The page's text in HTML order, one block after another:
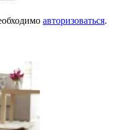
авторизоваться.